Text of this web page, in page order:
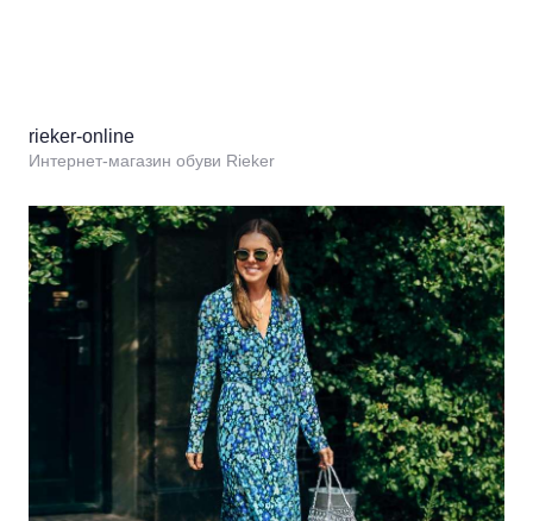
rieker-online
Интернет-магазин обуви Rieker